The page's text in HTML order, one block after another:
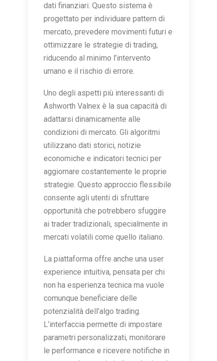
dati finanziari. Questo sistema è
progettato per individuare pattern di
mercato, prevedere movimenti futuri e
ottimizzare le strategie di trading,
riducendo al minimo l’intervento
umano e il rischio di errore.
Uno degli aspetti più interessanti di
Ashworth Valnex è la sua capacità di
adattarsi dinamicamente alle
condizioni di mercato. Gli algoritmi
utilizzano dati storici, notizie
economiche e indicatori tecnici per
aggiornare costantemente le proprie
strategie. Questo approccio flessibile
consente agli utenti di sfruttare
opportunità che potrebbero sfuggire
ai trader tradizionali, specialmente in
mercati volatili come quello italiano.
La piattaforma offre anche una user
experience intuitiva, pensata per chi
non ha esperienza tecnica ma vuole
comunque beneficiare delle
potenzialità dell’algo trading.
L’interfaccia permette di impostare
parametri personalizzati, monitorare
le performance e ricevere notifiche in